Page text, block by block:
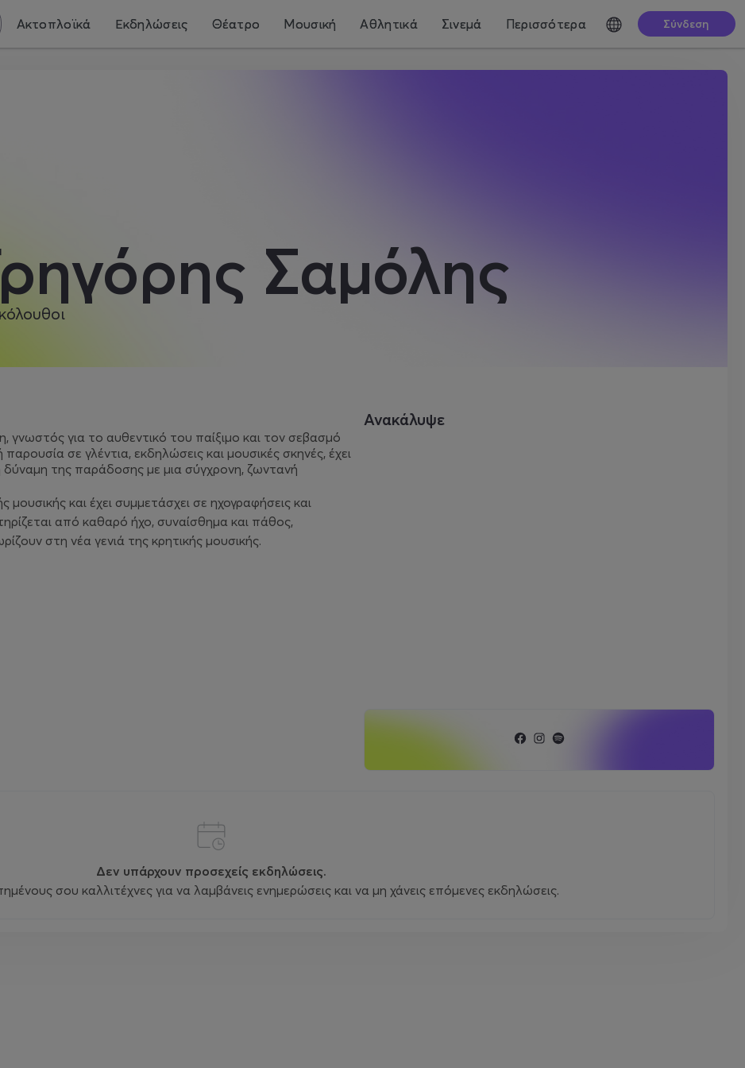
Ακτοπλοϊκά Εκδηλώσεις Θέατρο Μουσική Αθλητικά Σινεμά Περισσότερα Σύνδεση
Σαμόλης
για το αυθεντικό του παίξιμο και τον σεβασμό
σε γλέντια, εκδηλώσεις και μουσικές σκηνές, έχει
δύναμη της παράδοσης με μια σύγχρονη, ζωντανή
μουσικής και έχει συμμετάσχει σε ηχογραφήσεις και
από καθαρό ήχο, συναίσθημα και πάθος,
στη νέα γενιά της κρητικής μουσικής.
Ανακάλυψε
Δεν υπάρχουν προσεχείς εκδηλώσεις.
σου καλλιτέχνες για να λαμβάνεις ενημερώσεις και να μη χάνεις επόμενες εκδηλώσεις.